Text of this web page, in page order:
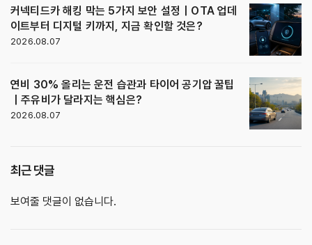
커넥티드카 해킹 막는 5가지 보안 설정｜OTA 업데
이트부터 디지털 키까지, 지금 확인할 것은?
2026.08.07
연비 30% 올리는 운전 습관과 타이어 공기압 꿀팁
｜주유비가 달라지는 핵심은?
2026.08.07
최근 댓글
보여줄 댓글이 없습니다.